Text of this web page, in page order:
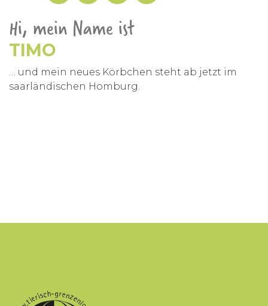
Hi, mein Name ist
TIMO
… und mein neues Körbchen steht ab jetzt im
saarländischen Homburg.